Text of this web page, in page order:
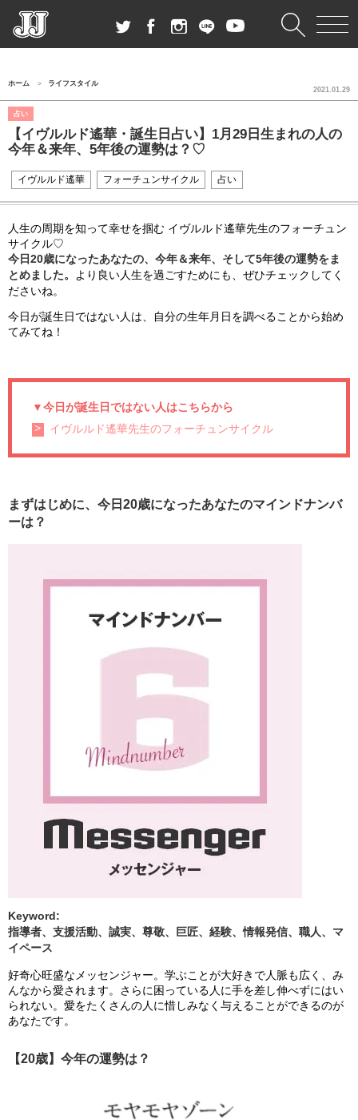
ホーム ライフスタイル
占い
【イヴルルド遙華・誕生日占い】1月29日生まれの人の
今年＆来年、5年後の運勢は？♡
2021.01.29
イヴルルド遙華 フォーチュンサイクル 占い
人生の周期を知って幸せを掴む イヴルルド遙華先生のフォーチュン
サイクル♡
今日20歳になったあなたの、今年＆来年、そして5年後の運勢をま
とめました。
より良い人生を過ごすためにも、ぜひチェックしてく
ださいね。
今日が誕生日ではない人は、自分の生年月日を調べることから始め
てみてね！
▼今日が誕生日ではない人はこちらから
イヴルルド遙華先生のフォーチュンサイクル
まずはじめに、今日20歳になったあなたのマインドナンバ
ーは？
Keyword:
指導者、支援活動、誠実、尊敬、巨匠、経験、情報発信、職人、マ
イペース
好奇心旺盛なメッセンジャー。学ぶことが大好きで人脈も広く、み
んなから愛されます。さらに困っている人に手を差し伸べずにはい
られない。愛をたくさんの人に惜しみなく与えることができるのが
あなたです。
【20歳】今年の運勢は？